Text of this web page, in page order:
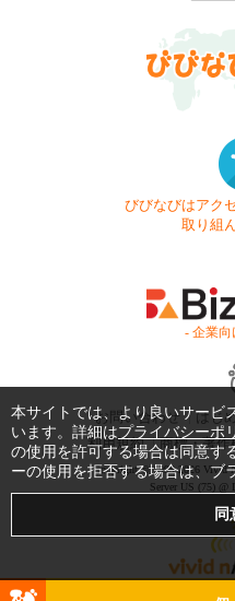
びびなびはアク
取り組
- 企業向
お問い合わせ はじ
利用規約
商標・著作
Copyright © 1999-2026 Vivid
Server US (75) @
本サイトでは、より良いサービ
います。詳細はプライバシーポ
の使用を許可する場合は同意す
ーの使用を拒否する場合は、ブ